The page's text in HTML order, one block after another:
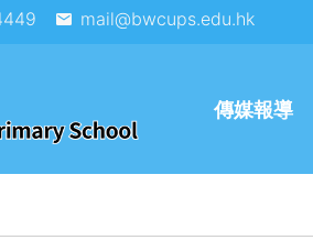
mail@bwcups.edu.hk
傳媒報導